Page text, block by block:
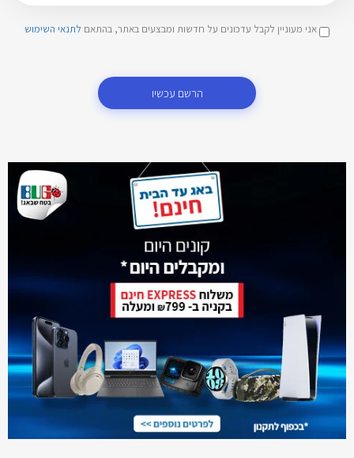
אני מעוניין לקבל עדכונים על חדשות ומבצעים באתר, בהתאם לתנאי השימוש
הרשם עכשיו